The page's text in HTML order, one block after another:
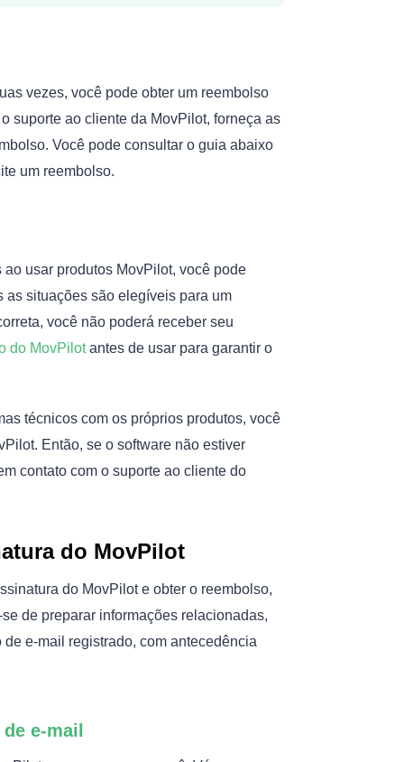
vezes, você pode obter um reembolso
suporte ao cliente da MovPilot, forneça as
Você pode consultar o guia abaixo
um reembolso.
usar produtos MovPilot, você pode
as situações são elegíveis para um
você não poderá receber seu
do MovPilotantes de usar para garantir o
técnicos com os próprios produtos, você
Então, se o software não estiver
contato com o suporte ao cliente do
do MovPilot
do MovPilot e obter o reembolso,
de preparar informações relacionadas,
e-mail registrado, com antecedência
e-mail